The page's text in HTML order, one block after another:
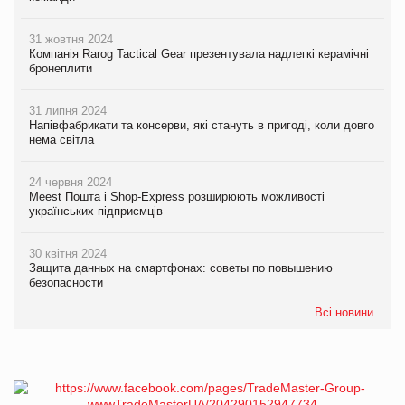
31 жовтня 2024
Компанія Rarog Tactical Gear презентувала надлегкі керамічні
бронеплити
31 липня 2024
Напівфабрикати та консерви, які стануть в пригоді, коли довго
нема світла
24 червня 2024
Meest Пошта і Shop-Express розширюють можливості
українських підприємців
30 квітня 2024
Защита данных на смартфонах: советы по повышению
безопасности
Всі новини